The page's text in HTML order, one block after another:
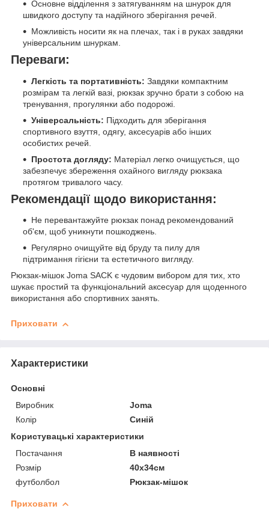
Основне відділення з затягуванням на шнурок для
швидкого доступу та надійного зберігання речей.
Можливість носити як на плечах, так і в руках завдяки
універсальним шнуркам.
Переваги:
Легкість та портативність: Завдяки компактним
розмірам та легкій вазі, рюкзак зручно брати з собою на
тренування, прогулянки або подорожі.
Універсальність: Підходить для зберігання
спортивного взуття, одягу, аксесуарів або інших
особистих речей.
Простота догляду: Матеріал легко очищується, що
забезпечує збереження охайного вигляду рюкзака
протягом тривалого часу.
Рекомендації щодо використання:
Не перевантажуйте рюкзак понад рекомендований
об'єм, щоб уникнути пошкоджень.
Регулярно очищуйте від бруду та пилу для
підтримання гігієни та естетичного вигляду.
Рюкзак-мішок Joma SACK є чудовим вибором для тих, хто
шукає простий та функціональний аксесуар для щоденного
використання або спортивних занять.
Приховати
Характеристики
Основні
Виробник
Joma
Колір
Синій
Користувацькі характеристики
Постачання
В наявності
Розмір
40х34см
футболбол
Рюкзак-мішок
Приховати